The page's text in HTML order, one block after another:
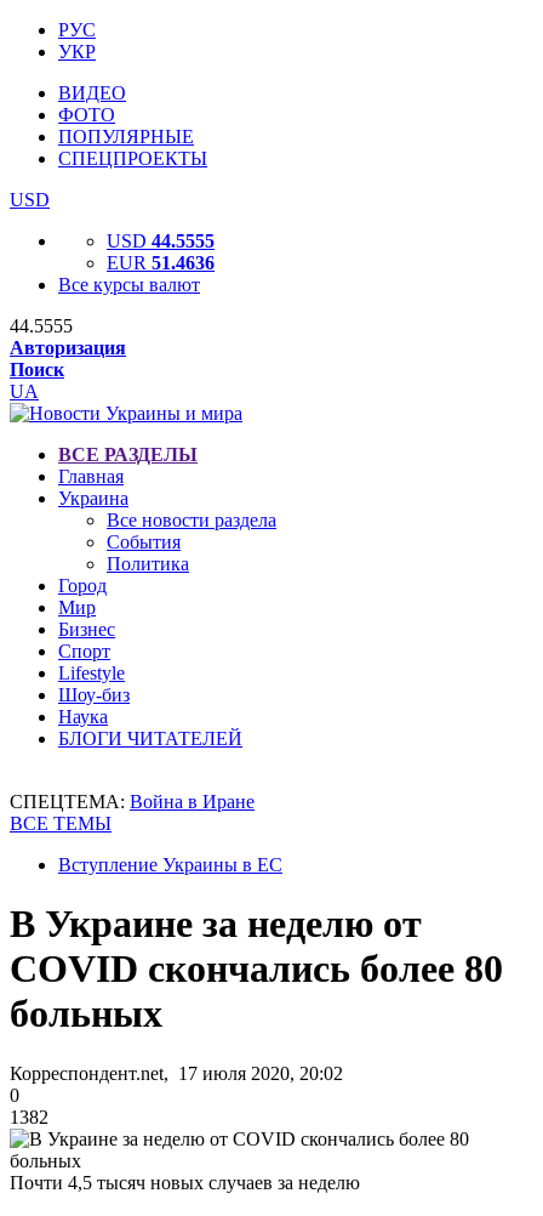
РУС
УКР
ВИДЕО
ФОТО
ПОПУЛЯРНЫЕ
СПЕЦПРОЕКТЫ
USD
USD 44.5555
EUR 51.4636
Все курсы валют
44.5555
Авторизация
Поиск
UA
ВСЕ РАЗДЕЛЫ
Главная
Украина
Все новости раздела
События
Политика
Город
Мир
Бизнес
Спорт
Lifestyle
Шоу-биз
Наука
БЛОГИ ЧИТАТЕЛЕЙ
СПЕЦТЕМА: Война в Иране
ВСЕ ТЕМЫ
Вступление Украины в ЕС
В Украине за неделю от
COVID скончались более 80
больных
Корреспондент.net, 17 июля 2020, 20:02
0
1382
Почти 4,5 тысяч новых случаев за неделю